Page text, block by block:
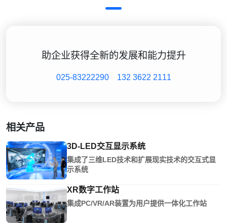
助企业获得全新的发展和能力提升
025-83222290 132 3622 2111
相关产品
3D-LED交互显示系统
集成了三维LED技术和扩展现实技术的交互式显
示系统
XR数字工作站
集成PC/VR/AR装置为用户提供一体化工作站